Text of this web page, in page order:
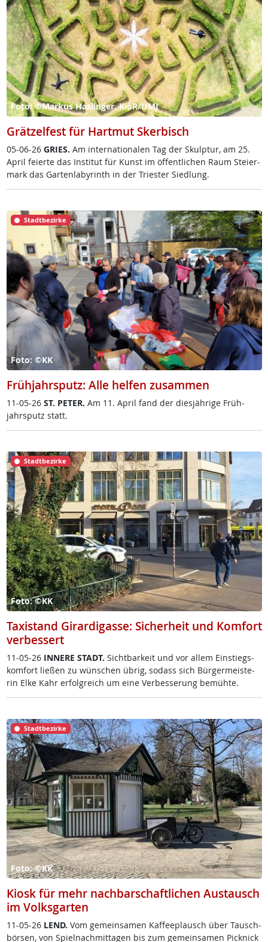
Foto: ©Markus Haslinger, KiöR/UMJ
Grätzelfest für Hartmut Skerbisch
05-06-26 GRIES. Am in­ter­na­tio­na­len Tag der Skulp­tur, am 25.
April fei­er­te das In­sti­tut für Kunst im öf­f­ent­li­chen Raum Stei­er­
mark das Gar­ten­la­byrinth in der Tri­es­ter Sied­lung.
Stadtbezirke
Foto: ©KK
Frühjahrsputz: Alle helfen zusammen
11-05-26 ST. PE­TER. Am 11. April fand der dies­jäh­ri­ge Früh­
jahrs­putz statt.
Stadtbezirke
Foto: ©KK
Taxistand Girardigasse: Sicherheit und Komfort
verbessert
11-05-26 IN­NE­RE STADT. Sicht­bar­keit und vor al­lem Ein­s­tiegs­
kom­fort lie­ßen zu wün­schen üb­rig, so­dass sich Bür­ger­meis­te­
rin El­ke Kahr er­folg­reich um ei­ne Ver­bes­se­rung be­müh­te.
Stadtbezirke
Foto: ©KK
Kiosk für mehr nachbarschaftlichen Austausch
im Volksgarten
11-05-26 LEND. Vom ge­mein­sa­men Kaf­fee­plausch über Tausch­
bör­sen, von Spiel­nach­mit­ta­gen bis zum ge­mein­sa­men Pick­nick